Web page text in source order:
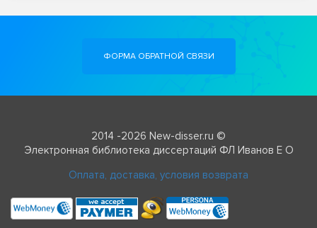
ФОРМА ОБРАТНОЙ СВЯЗИ
2014 -2026 New-disser.ru ©
Электронная библиотека диссертаций ФЛ Иванов Е О
Оплата, доставка, условия возврата